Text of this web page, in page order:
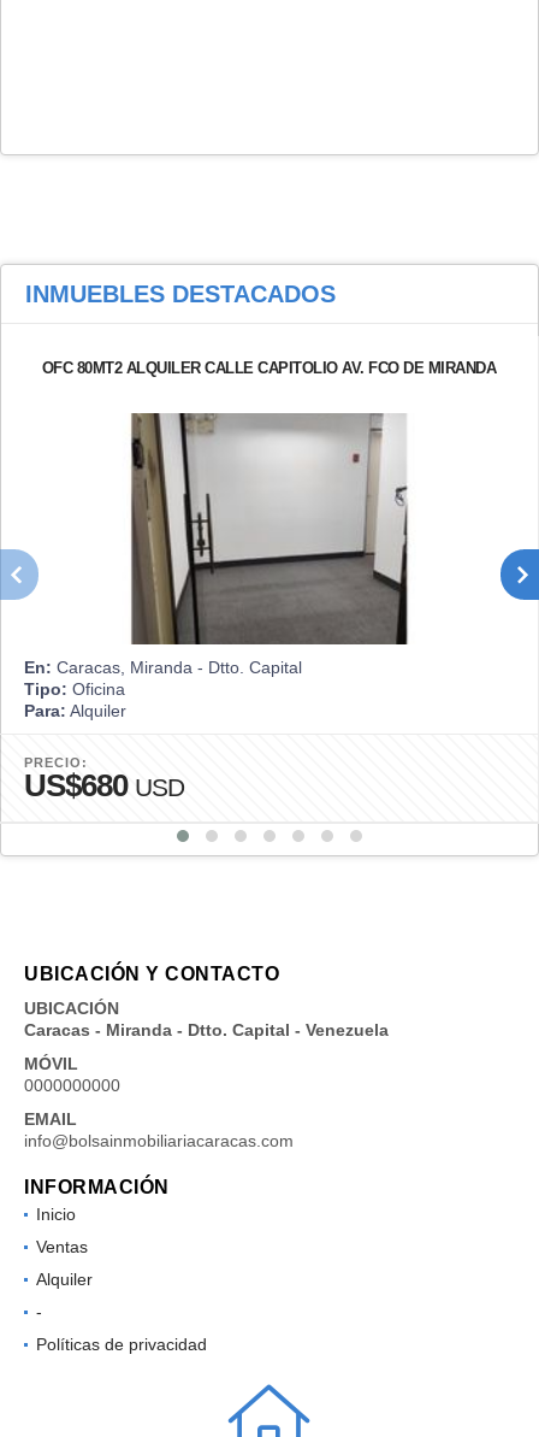
INMUEBLES DESTACADOS
OFC 80MT2 ALQUILER CALLE CAPITOLIO AV. FCO DE MIRANDA
En: Caracas, Miranda - Dtto. Capital
Tipo: Oficina
Para: Alquiler
PRECIO:
US$680 USD
UBICACIÓN Y CONTACTO
UBICACIÓN
Caracas - Miranda - Dtto. Capital - Venezuela
MÓVIL
0000000000
EMAIL
info@bolsainmobiliariacaracas.com
INFORMACIÓN
Inicio
Ventas
Alquiler
-
Políticas de privacidad